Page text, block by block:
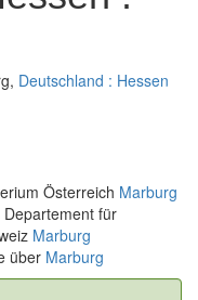
Deutschland : Hessen
Österreich Marburg
für
Marburg
über Marburg